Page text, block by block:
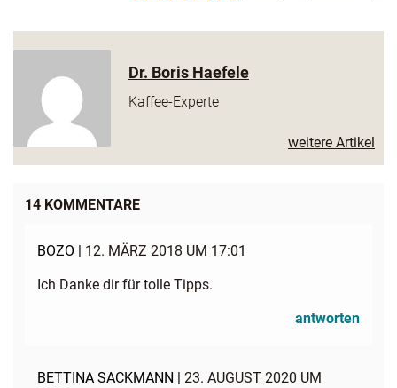
Dr. Boris Haefele
Kaffee-Experte
weitere Artikel
14 KOMMENTARE
BOZO | 12. MÄRZ 2018 UM 17:01
Ich Danke dir für tolle Tipps.
antworten
BETTINA SACKMANN | 23. AUGUST 2020 UM